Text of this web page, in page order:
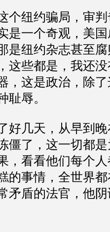
个纽约骗局，审
是一个奇观，美
是纽约杂志甚至
这些都是，我还
，这是政治，除
耻辱。
好几天，从早到
僵了，这一切都
，看看他们每个
的事情，全世界
矛盾的法官，他